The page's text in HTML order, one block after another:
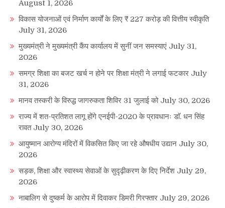
August 1, 2026
विकास योजनाओं एवं निर्माण कार्यों के लिए ₹ 227 करोड़ की वित्तीय स्वीकृति
July 31, 2026
मुख्यमंत्री ने मुख्यमंत्री कैंप कार्यालय में सुनीं जन समस्याएं July 31,
2026
समग्र शिक्षा का बजट खर्च न होने पर शिक्षा मंत्री ने लगाई फटकार July
31, 2026
मानव तस्करी के विरुद्ध जागरुकता शिविर 31 जुलाई को July 30, 2026
राज्य में शत-प्रतिशत लागू होंगे एनईपी-2020 के प्रावधानः डाॅ. धन सिंह
रावत July 30, 2026
आयुष्मान आरोग्य मंदिरों में विकसित किए जा रहे औषधीय उद्यान July 30,
2026
सड़क, शिक्षा और स्वास्थ्य सेवाओं के सुदृढ़ीकरण के दिए निर्देश July 29,
2026
नाबालिग से दुष्कर्म के आरोप में दिवाकर डिमरी गिरफ्तार July 29, 2026